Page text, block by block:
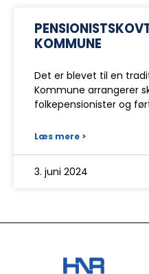
KOMMUNE
Det er blevet til en
Kommune arrangerer
folkepensionister og
Læs mere >
3. juni 2024